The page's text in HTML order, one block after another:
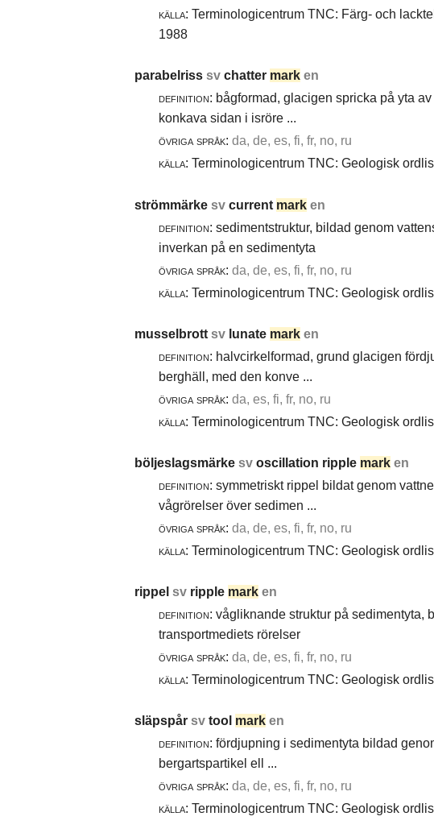
källa: Terminologicentrum TNC: Färg- och
1988
parabelriss sv chatter mark en
definition: bågformad, glacigen spricka på yta
konkava sidan i isröre ...
övriga språk: da, de, es, fi, fr, no, ru
källa: Terminologicentrum TNC: Geologisk
strömmärke sv current mark en
definition: sedimentstruktur, bildad genom
inverkan på en sedimentyta
övriga språk: da, de, es, fi, fr, no, ru
källa: Terminologicentrum TNC: Geologisk
musselbrott sv lunate mark en
definition: halvcirkelformad, grund glacigen
berghäll, med den konve ...
övriga språk: da, es, fi, fr, no, ru
källa: Terminologicentrum TNC: Geologisk
böljeslagsmärke sv oscillation ripple mark en
definition: symmetriskt rippel bildat genom
vågrörelser över sedimen ...
övriga språk: da, de, es, fi, fr, no, ru
källa: Terminologicentrum TNC: Geologisk
rippel sv ripple mark en
definition: vågliknande struktur på sedimentyta,
transportmediets rörelser
övriga språk: da, de, es, fi, fr, no, ru
källa: Terminologicentrum TNC: Geologisk
släpspår sv tool mark en
definition: fördjupning i sedimentyta bildad
bergartspartikel ell ...
övriga språk: da, de, es, fi, fr, no, ru
källa: Terminologicentrum TNC: Geologisk